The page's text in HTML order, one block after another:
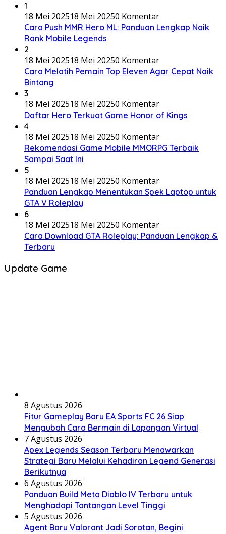
1
18 Mei 202518 Mei 20250 Komentar
Cara Push MMR Hero ML: Panduan Lengkap Naik
Rank Mobile Legends
2
18 Mei 202518 Mei 20250 Komentar
Cara Melatih Pemain Top Eleven Agar Cepat Naik
Bintang
3
18 Mei 202518 Mei 20250 Komentar
Daftar Hero Terkuat Game Honor of Kings
4
18 Mei 202518 Mei 20250 Komentar
Rekomendasi Game Mobile MMORPG Terbaik
Sampai Saat Ini
5
18 Mei 202518 Mei 20250 Komentar
Panduan Lengkap Menentukan Spek Laptop untuk
GTA V Roleplay
6
18 Mei 202518 Mei 20250 Komentar
Cara Download GTA Roleplay: Panduan Lengkap &
Terbaru
Update Game
8 Agustus 2026
Fitur Gameplay Baru EA Sports FC 26 Siap
Mengubah Cara Bermain di Lapangan Virtual
7 Agustus 2026
Apex Legends Season Terbaru Menawarkan
Strategi Baru Melalui Kehadiran Legend Generasi
Berikutnya
6 Agustus 2026
Panduan Build Meta Diablo IV Terbaru untuk
Menghadapi Tantangan Level Tinggi
5 Agustus 2026
Agent Baru Valorant Jadi Sorotan, Begini